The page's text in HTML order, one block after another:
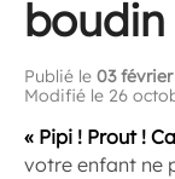
boudin
Publié le 03 février
Modifié le 26
« Pipi ! Prout !
votre enfant ne